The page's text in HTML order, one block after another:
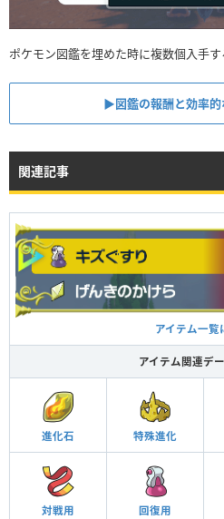
ポケモン図鑑を埋めた時に複数個入手す
▶図鑑の報酬と効率的
関連記事
アイテム一覧
アイテム関連デ
進化石 特殊進化
対戦用 回復用